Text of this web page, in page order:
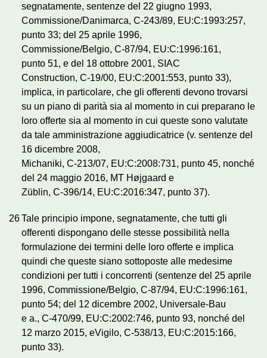
segnatamente, sentenze del 22 giugno 1993,
Commissione/Danimarca, C‑243/89, EU:C:1993:257,
punto 33; del 25 aprile 1996,
Commissione/Belgio, C‑87/94, EU:C:1996:161,
punto 51, e del 18 ottobre 2001, SIAC
Construction, C‑19/00, EU:C:2001:553, punto 33),
implica, in particolare, che gli offerenti devono trovarsi
su un piano di parità sia al momento in cui preparano le
loro offerte sia al momento in cui queste sono valutate
da tale amministrazione aggiudicatrice (v. sentenze del
16 dicembre 2008,
Michaniki, C‑213/07, EU:C:2008:731, punto 45, nonché
del 24 maggio 2016, MT Højgaard e
Züblin, C‑396/14, EU:C:2016:347, punto 37).
26Tale principio impone, segnatamente, che tutti gli
offerenti dispongano delle stesse possibilità nella
formulazione dei termini delle loro offerte e implica
quindi che queste siano sottoposte alle medesime
condizioni per tutti i concorrenti (sentenze del 25 aprile
1996, Commissione/Belgio, C‑87/94, EU:C:1996:161,
punto 54; del 12 dicembre 2002, Universale-Bau
e a., C‑470/99, EU:C:2002:746, punto 93, nonché del
12 marzo 2015, eVigilo, C‑538/13, EU:C:2015:166,
punto 33).